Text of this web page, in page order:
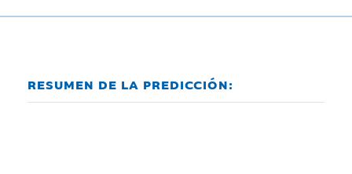
RESUMEN DE LA PREDICCIÓN: